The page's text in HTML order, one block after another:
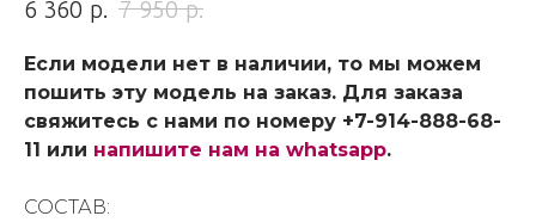
6 360 р. 7 950 р.
Если модели нет в наличии, то мы можем
пошить эту модель на заказ. Для заказа
свяжитесь с нами по номеру +7-914-888-68-
11 или напишите нам на whatsapp.
СОСТАВ: